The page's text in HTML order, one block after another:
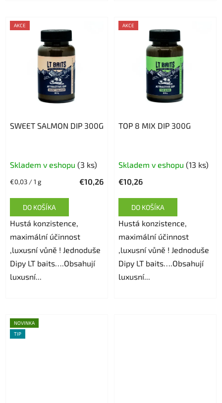
AKCE
SWEET SALMON DIP 300G
Skladem v eshopu (3 ks)
€10,26
Jednotková
€0,03 / 1 g
DO KOŠÍKA
Hustá konzistence,
maximální účinnost
,luxusní vůně ! Jednoduše
Dipy LT baits….Obsahují
luxusní...
AKCE
TOP 8 MIX DIP 300G
hodnotenie
je
z
5
hviezdičiek.
Skladem v eshopu (13 ks)
€10,26
DO KOŠÍKA
Hustá konzistence,
maximální účinnost
,luxusní vůně ! Jednoduše
Dipy LT baits….Obsahují
luxusní...
NOVINKA
TIP